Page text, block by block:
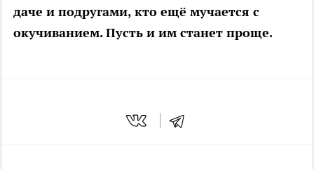
даче и подругами, кто ещё мучается с
окучиванием. Пусть и им станет проще.